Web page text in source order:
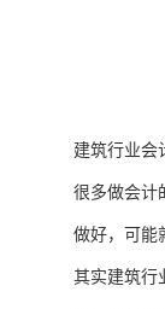
建筑行业会
很多做会计
做好，可能
其实建筑行